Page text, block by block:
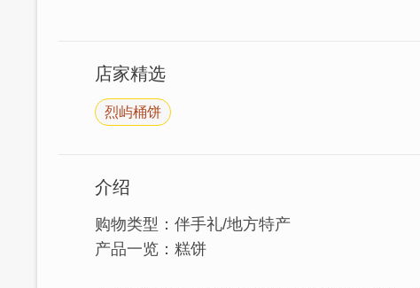
店家精选
烈屿桶饼
介绍
购物类型：伴手礼/地方特产
产品一览：糕饼